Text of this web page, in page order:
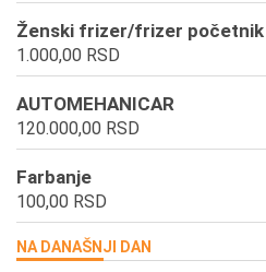
Ženski frizer/frizer početnik
1.000,00 RSD
AUTOMEHANICAR
120.000,00 RSD
Farbanje
100,00 RSD
NA DANAŠNJI DAN